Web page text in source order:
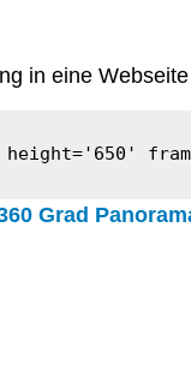
in eine Webseite
height='650'
Grad